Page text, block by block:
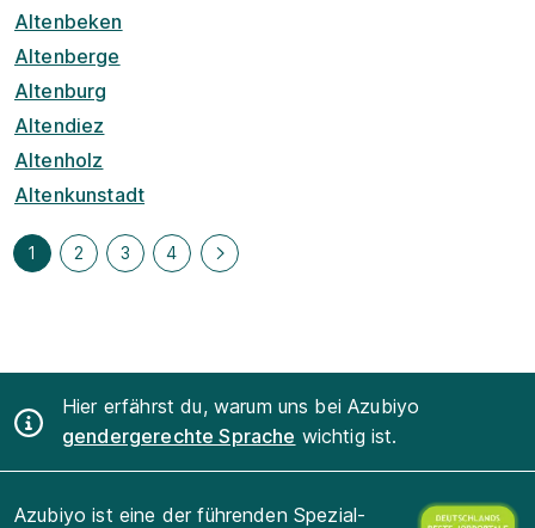
Altenbeken
Altenberge
Altenburg
Altendiez
Altenholz
Altenkunstadt
1 2 3 4
Hier erfährst du, warum uns bei Azubiyo
gendergerechte Sprache wichtig ist.
Azubiyo ist eine der führenden Spezial-